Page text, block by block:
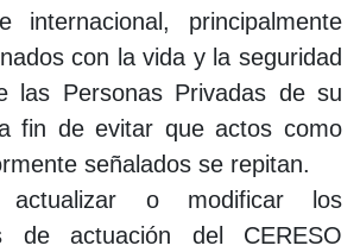
internacional, principalmente
con la vida y la seguridad
las Personas Privadas de su
fin de evitar que actos como
señalados se repitan.
actualizar o modificar los
de actuación del CERESO